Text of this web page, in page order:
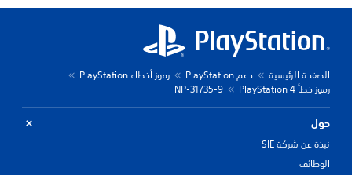
الصفحة الرئيسية دعم PlayStation
رموز أخطاء PlayStation
رموز خطأ PlayStation 4
NP-31735-9
حول
نبذة عن شركة SIE
الوظائف